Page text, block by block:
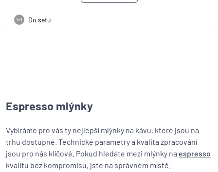
1+1 Do setu
Espresso mlýnky
Vybíráme pro vás ty nejlepší mlýnky na kávu, které jsou na
trhu dostupné. Technické parametry a kvalita zpracování
jsou pro nás klíčové. Pokud hledáte mezi mlýnky na espresso
kvalitu bez kompromisu, jste na správném místě.